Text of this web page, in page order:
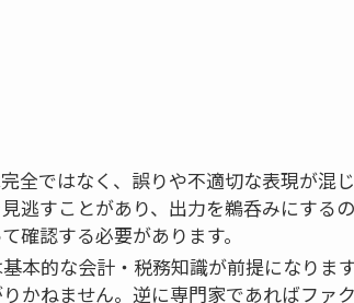
全ではなく、誤りや不適切な表現が混
逃すことがあり、出力を鵜呑みにする
確認する必要があります。
本的な会計・税務知識が前提になりま
かねません。逆に専門家であればファ